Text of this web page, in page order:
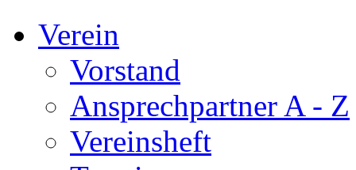
Verein
Vorstand
Ansprechpartner A - Z
Vereinsheft